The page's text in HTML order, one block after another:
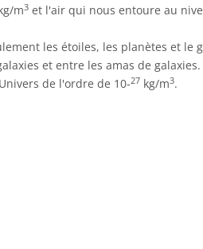
m3 et l'air qui nous entoure au
les étoiles, les planètes et le
et entre les amas de
de l'ordre de 10-27 kg/m3.